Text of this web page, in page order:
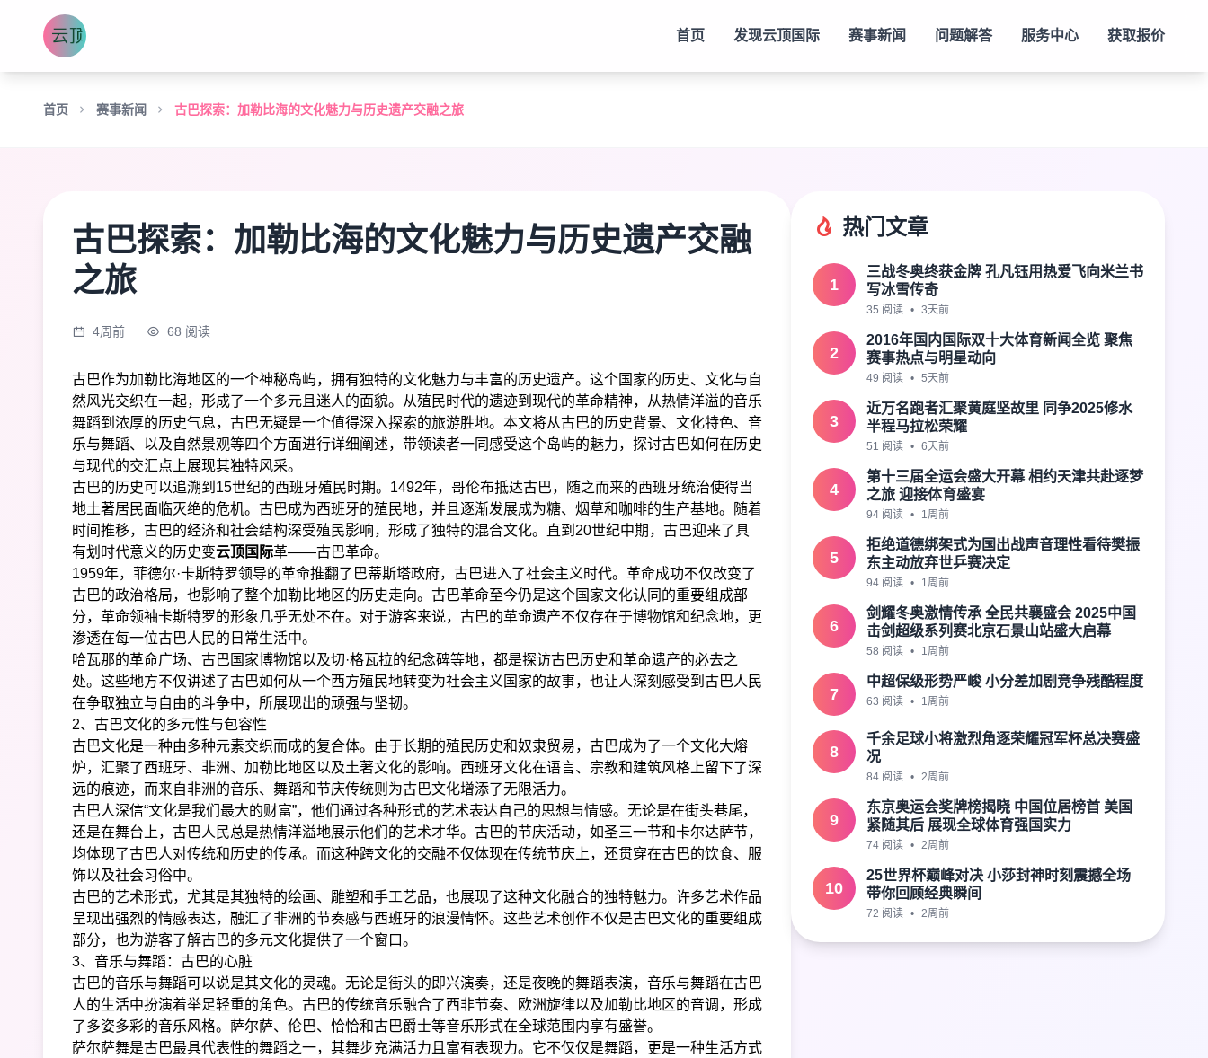
首页 发现云顶国际 赛事新闻 问题解答 服务中心 获取报价
首页 赛事新闻 古巴探索：加勒比海的文化魅力与历史遗产交融之旅
古巴探索：加勒比海的文化魅力与历史遗产交融
之旅
4周前 68 阅读
古巴作为加勒比海地区的一个神秘岛屿，拥有独特的文化魅力与丰富的历史遗产。这个国家的历史、文化与自
然风光交织在一起，形成了一个多元且迷人的面貌。从殖民时代的遗迹到现代的革命精神，从热情洋溢的音乐
舞蹈到浓厚的历史气息，古巴无疑是一个值得深入探索的旅游胜地。本文将从古巴的历史背景、文化特色、音
乐与舞蹈、以及自然景观等四个方面进行详细阐述，带领读者一同感受这个岛屿的魅力，探讨古巴如何在历史
与现代的交汇点上展现其独特风采。
古巴的历史可以追溯到15世纪的西班牙殖民时期。1492年，哥伦布抵达古巴，随之而来的西班牙统治使得当
地土著居民面临灭绝的危机。古巴成为西班牙的殖民地，并且逐渐发展成为糖、烟草和咖啡的生产基地。随着
时间推移，古巴的经济和社会结构深受殖民影响，形成了独特的混合文化。直到20世纪中期，古巴迎来了具
有划时代意义的历史变云顶国际革——古巴革命。
1959年，菲德尔·卡斯特罗领导的革命推翻了巴蒂斯塔政府，古巴进入了社会主义时代。革命成功不仅改变了
古巴的政治格局，也影响了整个加勒比地区的历史走向。古巴革命至今仍是这个国家文化认同的重要组成部
分，革命领袖卡斯特罗的形象几乎无处不在。对于游客来说，古巴的革命遗产不仅存在于博物馆和纪念地，更
渗透在每一位古巴人民的日常生活中。
哈瓦那的革命广场、古巴国家博物馆以及切·格瓦拉的纪念碑等地，都是探访古巴历史和革命遗产的必去之
处。这些地方不仅讲述了古巴如何从一个西方殖民地转变为社会主义国家的故事，也让人深刻感受到古巴人民
在争取独立与自由的斗争中，所展现出的顽强与坚韧。
2、古巴文化的多元性与包容性
古巴文化是一种由多种元素交织而成的复合体。由于长期的殖民历史和奴隶贸易，古巴成为了一个文化大熔
炉，汇聚了西班牙、非洲、加勒比地区以及土著文化的影响。西班牙文化在语言、宗教和建筑风格上留下了深
远的痕迹，而来自非洲的音乐、舞蹈和节庆传统则为古巴文化增添了无限活力。
古巴人深信“文化是我们最大的财富”，他们通过各种形式的艺术表达自己的思想与情感。无论是在街头巷尾，
还是在舞台上，古巴人民总是热情洋溢地展示他们的艺术才华。古巴的节庆活动，如圣三一节和卡尔达萨节，
均体现了古巴人对传统和历史的传承。而这种跨文化的交融不仅体现在传统节庆上，还贯穿在古巴的饮食、服
饰以及社会习俗中。
古巴的艺术形式，尤其是其独特的绘画、雕塑和手工艺品，也展现了这种文化融合的独特魅力。许多艺术作品
呈现出强烈的情感表达，融汇了非洲的节奏感与西班牙的浪漫情怀。这些艺术创作不仅是古巴文化的重要组成
部分，也为游客了解古巴的多元文化提供了一个窗口。
3、音乐与舞蹈：古巴的心脏
古巴的音乐与舞蹈可以说是其文化的灵魂。无论是街头的即兴演奏，还是夜晚的舞蹈表演，音乐与舞蹈在古巴
人的生活中扮演着举足轻重的角色。古巴的传统音乐融合了西非节奏、欧洲旋律以及加勒比地区的音调，形成
了多姿多彩的音乐风格。萨尔萨、伦巴、恰恰和古巴爵士等音乐形式在全球范围内享有盛誉。
萨尔萨舞是古巴最具代表性的舞蹈之一，其舞步充满活力且富有表现力。它不仅仅是舞蹈，更是一种生活方式
热门文章
1
三战冬奥终获金牌 孔凡钰用热爱飞向米兰书
写冰雪传奇
35 阅读 • 3天前
2
2016年国内国际双十大体育新闻全览 聚焦
赛事热点与明星动向
49 阅读 • 5天前
3
近万名跑者汇聚黄庭坚故里 同争2025修水
半程马拉松荣耀
51 阅读 • 6天前
4
第十三届全运会盛大开幕 相约天津共赴逐梦
之旅 迎接体育盛宴
94 阅读 • 1周前
5
拒绝道德绑架式为国出战声音理性看待樊振
东主动放弃世乒赛决定
94 阅读 • 1周前
6
剑耀冬奥激情传承 全民共襄盛会 2025中国
击剑超级系列赛北京石景山站盛大启幕
58 阅读 • 1周前
7
中超保级形势严峻 小分差加剧竞争残酷程度
63 阅读 • 1周前
8
千余足球小将激烈角逐荣耀冠军杯总决赛盛
况
84 阅读 • 2周前
9
东京奥运会奖牌榜揭晓 中国位居榜首 美国
紧随其后 展现全球体育强国实力
74 阅读 • 2周前
10
25世界杯巅峰对决 小莎封神时刻震撼全场
带你回顾经典瞬间
72 阅读 • 2周前